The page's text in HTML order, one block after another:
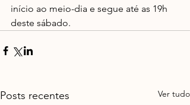
início ao meio-dia e segue até as 19h
deste sábado.
Posts recentes Ver tudo